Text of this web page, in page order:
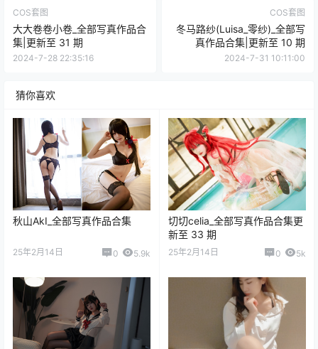
COS套图
大大卷卷小卷_全部写真作品合
集|更新至 31 期
2024-7-28 22:35:16
COS套图
冬马路纱(Luisa_零纱)_全部写
真作品合集|更新至 10 期
2024-7-31 10:11:00
猜你喜欢
秋山AkI_全部写真作品合集
25年2月14日 0 5.9k
切切celia_全部写真作品合集更
新至 33 期
25年2月14日 0 5k